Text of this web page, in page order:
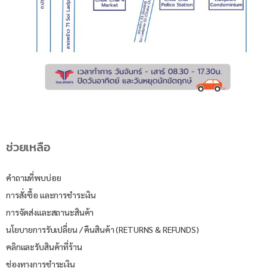
ช่วยเหลือ
คำถามที่พบบ่อย
การสั่งซื้อ และการชำระเงิน
การจัดส่งและสถานะสินค้า
นโยบายการรับเปลี่ยน / คืนสินค้า (RETURNS & REFUNDS)
คลิกและรับสินค้าที่ร้าน
ช่องทางการชำระเงิน